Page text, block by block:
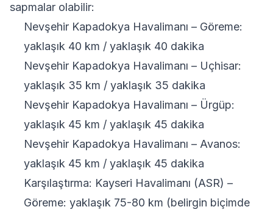
sapmalar olabilir:
Nevşehir Kapadokya Havalimanı – Göreme:
yaklaşık 40 km / yaklaşık 40 dakika
Nevşehir Kapadokya Havalimanı – Uçhisar:
yaklaşık 35 km / yaklaşık 35 dakika
Nevşehir Kapadokya Havalimanı – Ürgüp:
yaklaşık 45 km / yaklaşık 45 dakika
Nevşehir Kapadokya Havalimanı – Avanos:
yaklaşık 45 km / yaklaşık 45 dakika
Karşılaştırma: Kayseri Havalimanı (ASR) –
Göreme: yaklaşık 75-80 km (belirgin biçimde